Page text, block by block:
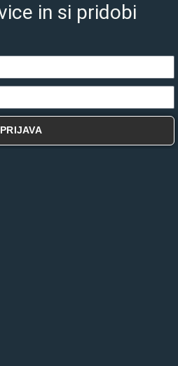
in si pridobi
PRIJAVA